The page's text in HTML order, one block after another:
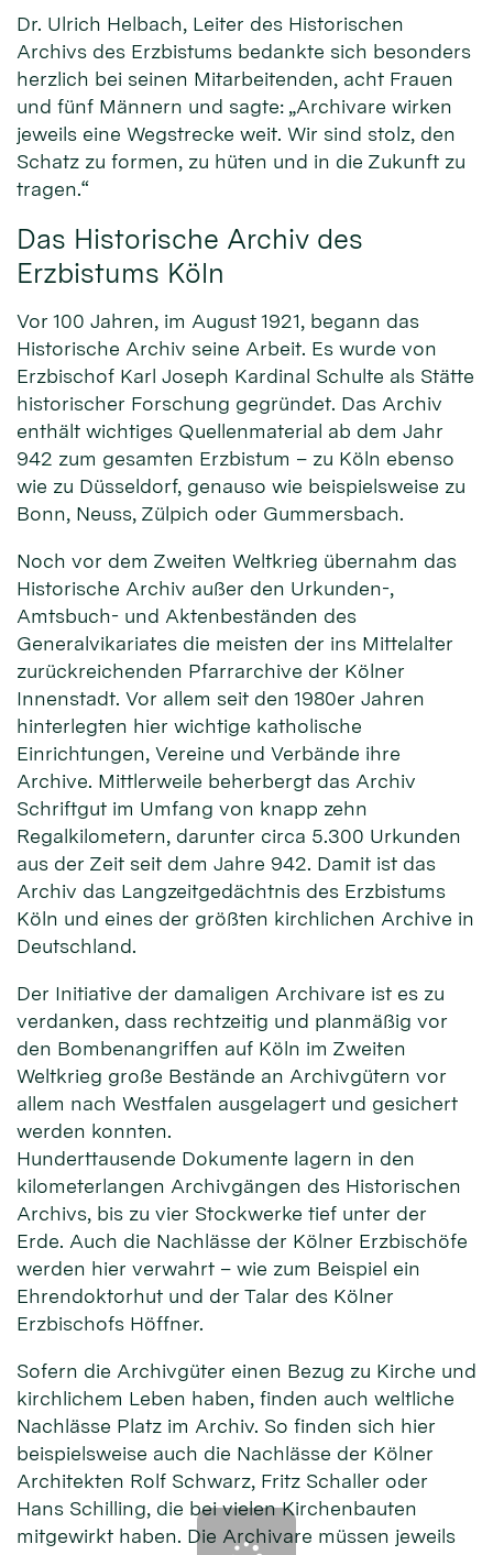
Dr. Ulrich Helbach, Leiter des Historischen
Archivs des Erzbistums bedankte sich besonders
herzlich bei seinen Mitarbeitenden, acht Frauen
und fünf Männern und sagte: „Archivare wirken
jeweils eine Wegstrecke weit. Wir sind stolz, den
Schatz zu formen, zu hüten und in die Zukunft zu
tragen.“
Das Historische Archiv des
Erzbistums Köln
Vor 100 Jahren, im August 1921, begann das
Historische Archiv seine Arbeit. Es wurde von
Erzbischof Karl Joseph Kardinal Schulte als Stätte
historischer Forschung gegründet. Das Archiv
enthält wichtiges Quellenmaterial ab dem Jahr
942 zum gesamten Erzbistum – zu Köln ebenso
wie zu Düsseldorf, genauso wie beispielsweise zu
Bonn, Neuss, Zülpich oder Gummersbach.
Noch vor dem Zweiten Weltkrieg übernahm das
Historische Archiv außer den Urkunden-,
Amtsbuch- und Aktenbeständen des
Generalvikariates die meisten der ins Mittelalter
zurückreichenden Pfarrarchive der Kölner
Innenstadt. Vor allem seit den 1980er Jahren
hinterlegten hier wichtige katholische
Einrichtungen, Vereine und Verbände ihre
Archive. Mittlerweile beherbergt das Archiv
Schriftgut im Umfang von knapp zehn
Regalkilometern, darunter circa 5.300 Urkunden
aus der Zeit seit dem Jahre 942. Damit ist das
Archiv das Langzeitgedächtnis des Erzbistums
Köln und eines der größten kirchlichen Archive in
Deutschland.
Der Initiative der damaligen Archivare ist es zu
verdanken, dass rechtzeitig und planmäßig vor
den Bombenangriffen auf Köln im Zweiten
Weltkrieg große Bestände an Archivgütern vor
allem nach Westfalen ausgelagert und gesichert
werden konnten.
Hunderttausende Dokumente lagern in den
kilometerlangen Archivgängen des Historischen
Archivs, bis zu vier Stockwerke tief unter der
Erde. Auch die Nachlässe der Kölner Erzbischöfe
werden hier verwahrt – wie zum Beispiel ein
Ehrendoktorhut und der Talar des Kölner
Erzbischofs Höffner.
Sofern die Archivgüter einen Bezug zu Kirche und
kirchlichem Leben haben, finden auch weltliche
Nachlässe Platz im Archiv. So finden sich hier
beispielsweise auch die Nachlässe der Kölner
Architekten Rolf Schwarz, Fritz Schaller oder
Hans Schilling, die bei vielen Kirchenbauten
mitgewirkt haben. Die Archivare müssen jeweils